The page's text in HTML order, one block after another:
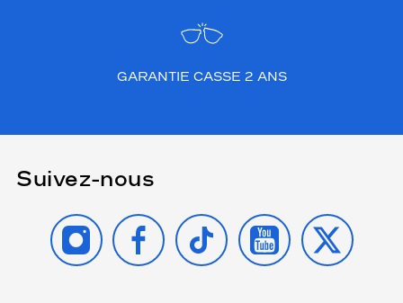
GARANTIE CASSE 2 ANS
Suivez-nous
INSTAGRAMFACEBOOK
TIKTOK YOUTUBE
X